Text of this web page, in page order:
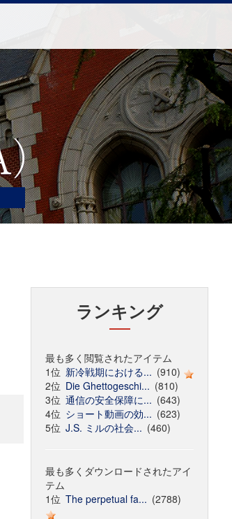
ランキング
最も多く閲覧されたアイテム
1位 新冷戦期における... (910)
2位 Die Ghettogeschi... (810)
3位 通信の安全保障に... (643)
4位 ショート動画の効... (623)
5位 J.S. ミルの社会... (460)
最も多くダウンロードされたアイ
テム
1位 The perpetual fa... (2788)